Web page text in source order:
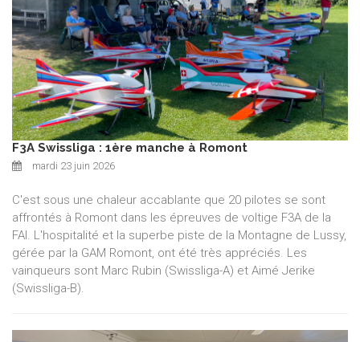
F3A Swissliga : 1ère manche à Romont
mardi 23 juin 2026
C'est sous une chaleur accablante que 20 pilotes se sont
affrontés à Romont dans les épreuves de voltige F3A de la
FAI. L'hospitalité et la superbe piste de la Montagne de Lussy,
gérée par la GAM Romont, ont été très appréciés. Les
vainqueurs sont Marc Rubin (Swissliga-A) et Aimé Jerike
(Swissliga-B).